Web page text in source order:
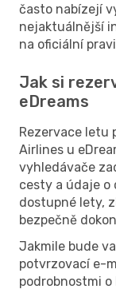
často nabízejí
nejaktuálnější
na oficiální
Jak si
eDreams
Rezervace letu
Airlines u
vyhledávače
cesty a údaje
dostupné lety,
bezpečně
Jakmile bude
potvrzovací e-
podrobnostmi o